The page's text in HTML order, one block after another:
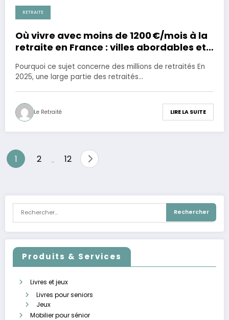
28 novembre 2025
RETRAITE
Où vivre avec moins de 1200 €/mois à la
retraite en France : villes abordables et
Pourquoi ce sujet concerne des millions de retraités En
2025, une large partie des retraités…
Le Retraité LIRE LA SUITE
Pagination
1 2 12
Produits & Services
Livres et jeux
Livres pour seniors
Jeux
Mobilier pour sénior